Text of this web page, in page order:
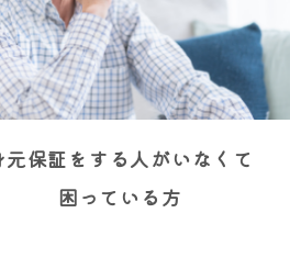
元保証をする人がいなくて
困っている方